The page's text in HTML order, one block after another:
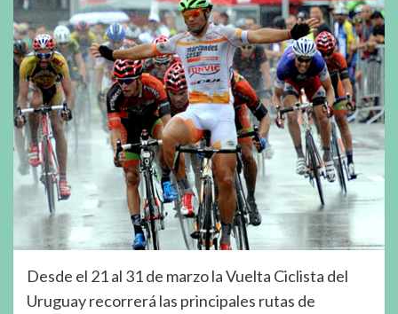
Desde el 21 al 31 de marzo la Vuelta Ciclista del
Uruguay recorrerá las principales rutas de